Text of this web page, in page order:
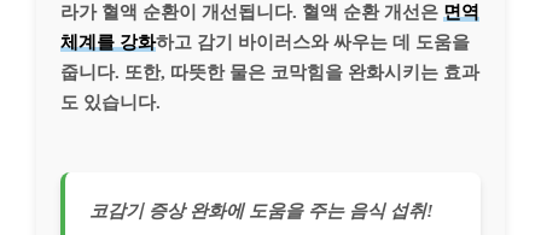
라가 혈액 순환이 개선됩니다. 혈액 순환 개선은 면역
체계를 강화하고 감기 바이러스와 싸우는 데 도움을
줍니다. 또한, 따뜻한 물은 코막힘을 완화시키는 효과
도 있습니다.
코감기 증상 완화에 도움을 주는 음식 섭취!